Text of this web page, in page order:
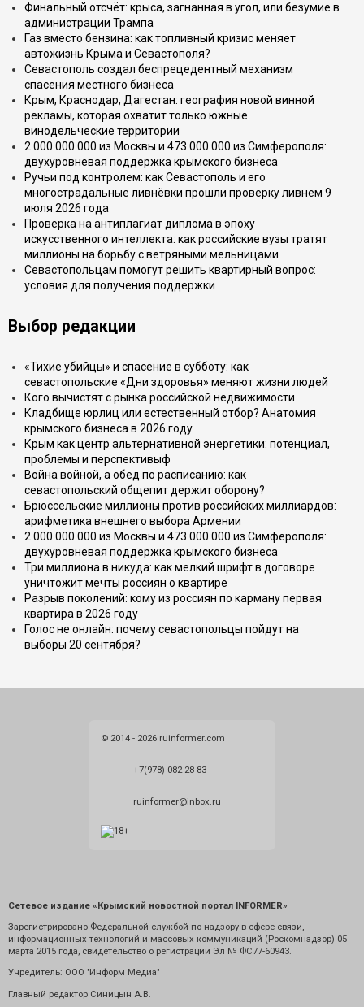
Финальный отсчёт: крыса, загнанная в угол, или безумие в
администрации Трампа
Газ вместо бензина: как топливный кризис меняет
автожизнь Крыма и Севастополя?
Севастополь создал беспрецедентный механизм
спасения местного бизнеса
Крым, Краснодар, Дагестан: география новой винной
рекламы, которая охватит только южные
винодельческие территории
2 000 000 000 из Москвы и 473 000 000 из Симферополя:
двухуровневая поддержка крымского бизнеса
Ручьи под контролем: как Севастополь и его
многострадальные ливнёвки прошли проверку ливнем 9
июля 2026 года
Проверка на антиплагиат диплома в эпоху
искусственного интеллекта: как российские вузы тратят
миллионы на борьбу с ветряными мельницами
Севастопольцам помогут решить квартирный вопрос:
условия для получения поддержки
Выбор редакции
«Тихие убийцы» и спасение в субботу: как
севастопольские «Дни здоровья» меняют жизни людей
Кого вычистят с рынка российской недвижимости
Кладбище юрлиц или естественный отбор? Анатомия
крымского бизнеса в 2026 году
Крым как центр альтернативной энергетики: потенциал,
проблемы и перспективыф
Война войной, а обед по расписанию: как
севастопольский общепит держит оборону?
Брюссельские миллионы против российских миллиардов:
арифметика внешнего выбора Армении
2 000 000 000 из Москвы и 473 000 000 из Симферополя:
двухуровневая поддержка крымского бизнеса
Три миллиона в никуда: как мелкий шрифт в договоре
уничтожит мечты россиян о квартире
Разрыв поколений: кому из россиян по карману первая
квартира в 2026 году
Голос не онлайн: почему севастопольцы пойдут на
выборы 20 сентября?
© 2014 - 2026 ruinformer.com
+7(978) 082 28 83
ruinformer@inbox.ru
Сетевое издание «Крымский новостной портал INFORMER»
Зарегистрировано Федеральной службой по надзору в сфере связи,
информационных технологий и массовых коммуникаций (Роскомнадзор) 05
марта 2015 года, свидетельство о регистрации Эл № ФС77-60943.
Учредитель: ООО "Информ Медиа"
Главный редактор Синицын А.В.